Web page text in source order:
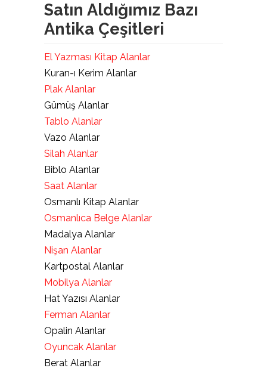
Satın Aldığımız Bazı
Antika Çeşitleri
El Yazması Kitap Alanlar
Kuran-ı Kerim Alanlar
Plak Alanlar
Gümüş Alanlar
Tablo Alanlar
Vazo Alanlar
Silah Alanlar
Biblo Alanlar
Saat Alanlar
Osmanlı Kitap Alanlar
Osmanlıca Belge Alanlar
Madalya Alanlar
Nişan Alanlar
Kartpostal Alanlar
Mobilya Alanlar
Hat Yazısı Alanlar
Ferman Alanlar
Opalin Alanlar
Oyuncak Alanlar
Berat Alanlar